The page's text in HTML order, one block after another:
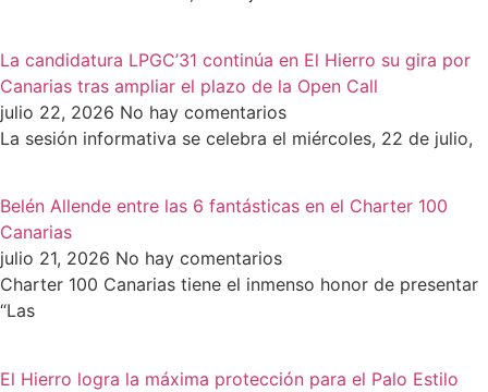
La candidatura LPGC’31 continúa en El Hierro su gira por
Canarias tras ampliar el plazo de la Open Call
julio 22, 2026 No hay comentarios
La sesión informativa se celebra el miércoles, 22 de julio,
Belén Allende entre las 6 fantásticas en el Charter 100
Canarias
julio 21, 2026 No hay comentarios
Charter 100 Canarias tiene el inmenso honor de presentar
“Las
El Hierro logra la máxima protección para el Palo Estilo